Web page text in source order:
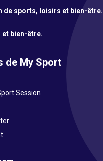
de sports, loisirs et bien-être.
bien-être.
de My Sport
Session